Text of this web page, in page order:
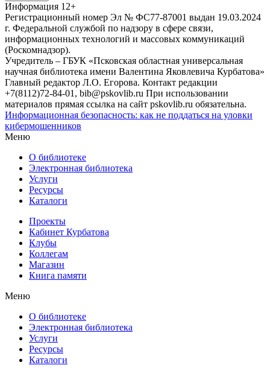
Информация 12+
Регистрационный номер Эл № ФС77-87001 выдан 19.03.2024
г. Федеральной службой по надзору в сфере связи,
информационных технологий и массовых коммуникаций
(Роскомнадзор).
Учредитель – ГБУК «Псковская областная универсальная
научная библиотека имени Валентина Яковлевича Курбатова»
Главный редактор Л.О. Егорова. Контакт редакции
+7(8112)72-84-01, bib@pskovlib.ru При использовании
материалов прямая ссылка на сайт pskovlib.ru обязательна.
Информационная безопасность: как не поддаться на уловки
кибермошенников
Меню
О библиотеке
Электронная библиотека
Услуги
Ресурсы
Каталоги
Проекты
Кабинет Курбатова
Клубы
Коллегам
Магазин
Книга памяти
Меню
О библиотеке
Электронная библиотека
Услуги
Ресурсы
Каталоги